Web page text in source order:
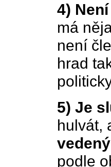
4)
má
není
hrad
5) Je
hulvát,
podle